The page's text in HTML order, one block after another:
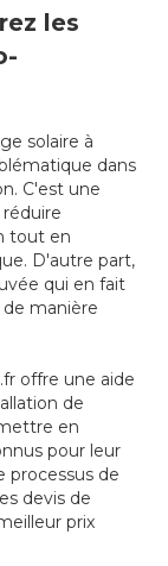
les
solaire à
dans
C'est une
tout en
D'autre part,
qui en fait
manière
offre une aide
de
en
pour leur
processus de
devis de
prix